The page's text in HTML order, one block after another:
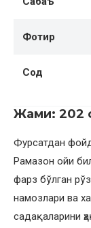
Фотир
Сод
Жами: 202
Фурсатдан
Рамазон ойи
фарз бўлган
намозлари ва
садақаларини